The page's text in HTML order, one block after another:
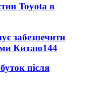
Toyota в
забезпечити
Китаю144
після